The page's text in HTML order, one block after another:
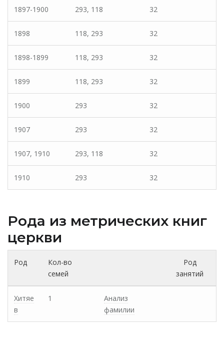
1897-1900 293, 118 32
1898 118, 293 32
1898-1899 118, 293 32
1899 118, 293 32
1900 293 32
1907 293 32
1907, 1910 293, 118 32
1910 293 32
Рода из метрических книг
церкви
Род
Кол-во
семей
Род
занятий
Хитяе
в
1
Анализ
фамилии